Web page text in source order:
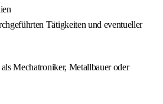
Tätigkeiten und eventueller
Mechatroniker, Metallbauer oder